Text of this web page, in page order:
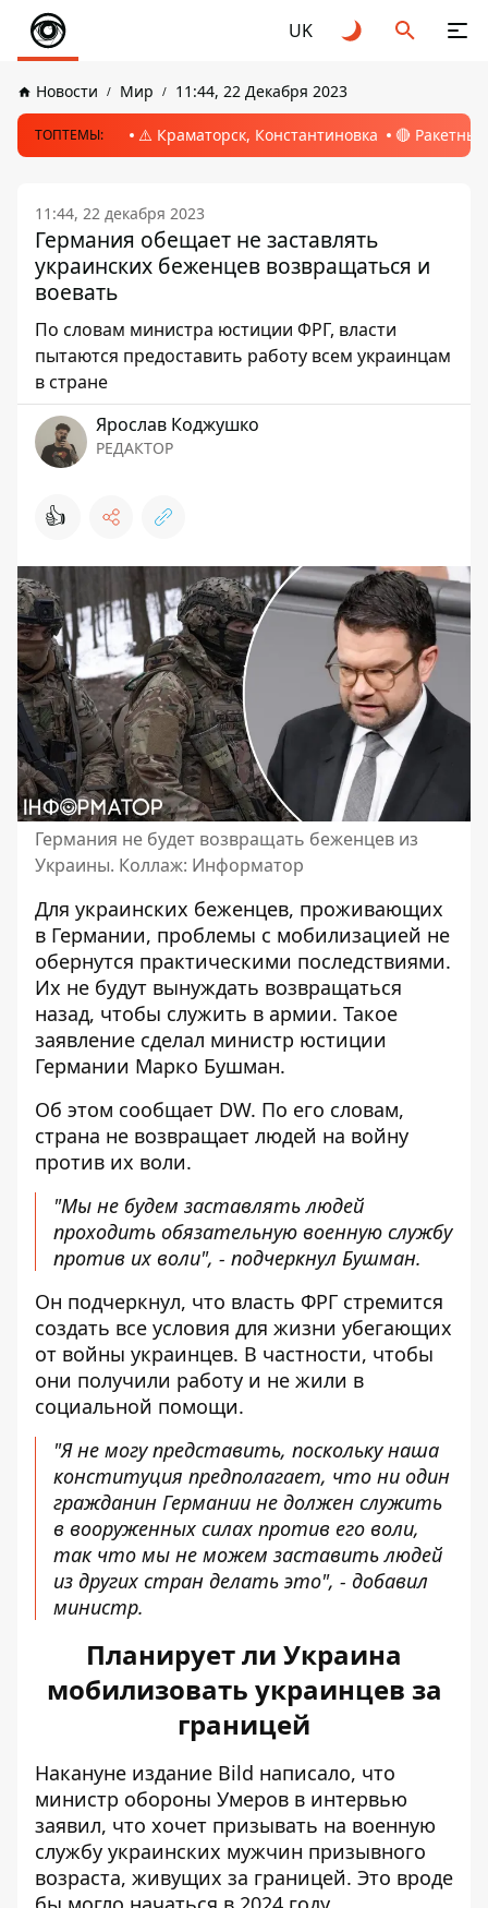
UK
Новости Мир 11:44, 22 Декабря 2023
ТОПТЕМЫ: ⚠️ Краматорск, Константиновка 🔴
11:44, 22 декабря 2023
Германия обещает не заставлять
украинских беженцев возвращаться и
воевать
По словам министра юстиции ФРГ, власти
пытаются предоставить работу всем украинцам
в стране
Ярослав Коджушко
РЕДАКТОР
👍
Германия не будет возвращать беженцев из
Украины. Коллаж: Информатор
Для украинских беженцев, проживающих
в Германии, проблемы с мобилизацией не
обернутся практическими последствиями.
Их не будут вынуждать возвращаться
назад, чтобы служить в армии. Такое
заявление сделал министр юстиции
Германии Марко Бушман.
Об этом сообщает DW. По его словам,
страна не возвращает людей на войну
против их воли.
"Мы не будем заставлять людей
проходить обязательную военную службу
против их воли", - подчеркнул Бушман.
Он подчеркнул, что власть ФРГ стремится
создать все условия для жизни убегающих
от войны украинцев. В частности, чтобы
они получили работу и не жили в
социальной помощи.
"Я не могу представить, поскольку наша
конституция предполагает, что ни один
гражданин Германии не должен служить
в вооруженных силах против его воли,
так что мы не можем заставить людей
из других стран делать это", - добавил
министр.
Планирует ли Украина
мобилизовать украинцев за
границей
Накануне издание Bild написало, что
министр обороны Умеров в интервью
заявил, что хочет призывать на военную
службу украинских мужчин призывного
возраста, живущих за границей. Это вроде